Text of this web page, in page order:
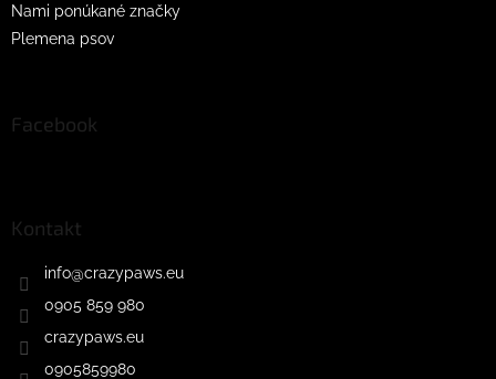
Nami ponúkané značky
Plemena psov
Facebook
Kontakt
info@crazypaws.eu
0905 859 980
crazypaws.eu
0905859980